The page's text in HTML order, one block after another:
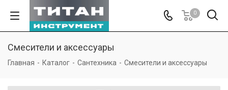
0
Смесители и аксессуары
Главная - Каталог - Сантехника - Смесители и аксессуары